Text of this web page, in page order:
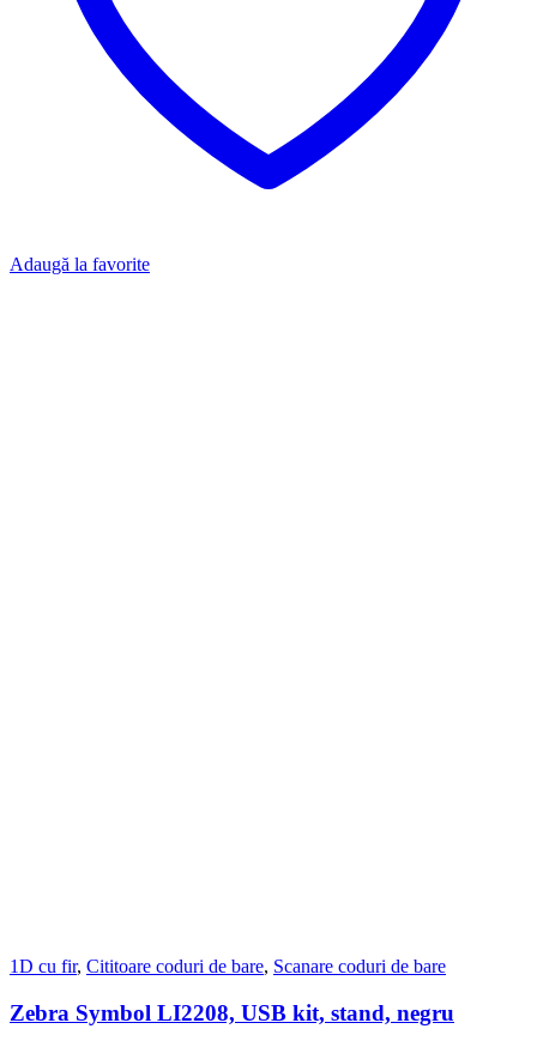
Adaugă la favorite
1D cu fir, Cititoare coduri de bare, Scanare coduri de bare
Zebra Symbol LI2208, USB kit, stand, negru